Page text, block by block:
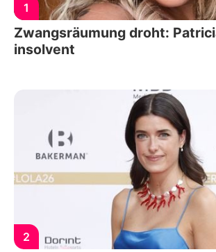
1
Zwangsräumung droht:
insolvent
2